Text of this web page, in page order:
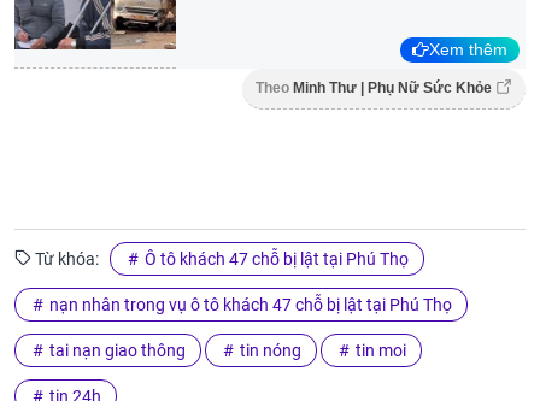
Xem thêm
Theo Minh Thư | Phụ Nữ Sức Khỏe
Từ khóa: Ô tô khách 47 chỗ bị lật tại Phú Thọ
nạn nhân trong vụ ô tô khách 47 chỗ bị lật tại Phú Thọ
tai nạn giao thông tin nóng tin moi
tin 24h